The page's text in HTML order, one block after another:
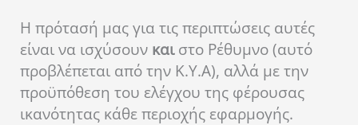
Η πρότασή μας για τις περιπτώσεις αυτές
είναι να ισχύσουν καιστο Ρέθυμνο (αυτό
προβλέπεται από την Κ.Υ.Α), αλλά με την
προϋπόθεση του ελέγχου της φέρουσας
ικανότητας κάθε περιοχής εφαρμογής.